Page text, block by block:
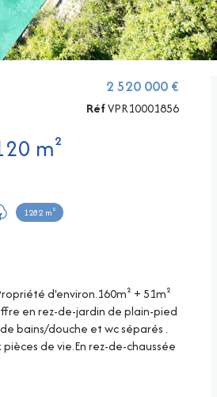
Propriete 6 pièce(s) 5 chambre(s) 120 m²
1282 m²
2 520 000 €
RéfVPR10001856
d'environ.160m² + 51m²
en rez-de-jardin de plain-pied
bains/douche et wc séparés .
de vie.En rez-de-chaussée